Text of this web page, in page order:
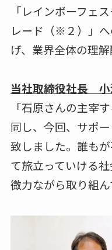
「レインボーフェ
レード（※２）」
げ、業界全体の理
当社取締役社長 小
「石原さんの主宰
同し、今回、サポ
致しました。誰も
て旅立っていける
微力ながら取り組ん